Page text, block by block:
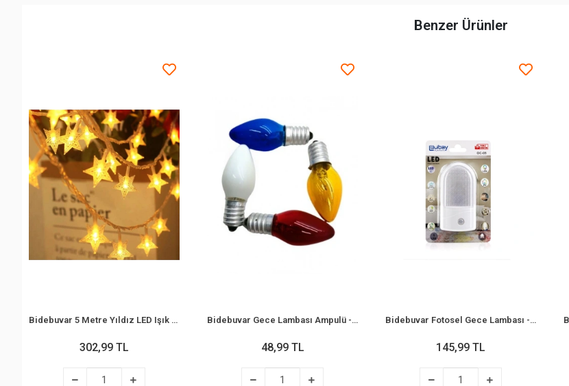
Benzer Ürünler
Bidebuvar 5 Metre Yıldız LED Işık - Gün Işığı Rengi - Fişli
302,99 TL
Bidebuvar Gece Lambası Ampulü - Renkli - 7W - E14 Duy
48,99 TL
Bidebuvar Fotosel Gece Lambası - Sensörlü - Oval Tasarım - 0.1W
145,99 TL